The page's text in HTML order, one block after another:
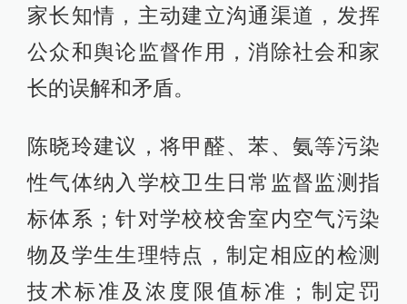
家长知情，主动建立沟通渠道，发挥
公众和舆论监督作用，消除社会和家
长的误解和矛盾。
陈晓玲建议，将甲醛、苯、氨等污染
性气体纳入学校卫生日常监督监测指
标体系；针对学校校舍室内空气污染
物及学生生理特点，制定相应的检测
技术标准及浓度限值标准；制定罚